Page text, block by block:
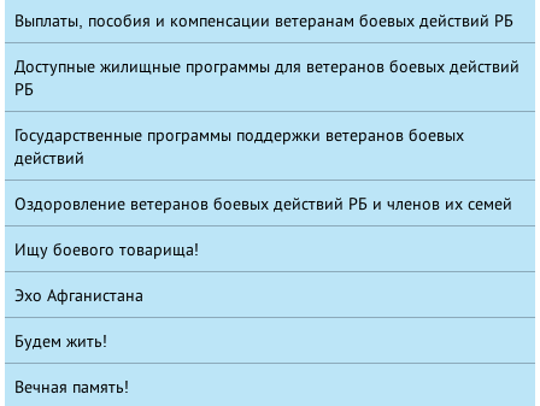
Выплаты, пособия и компенсации ветеранам боевых действий РБ
Доступные жилищные программы для ветеранов боевых действий
РБ
Государственные программы поддержки ветеранов боевых
действий
Оздоровление ветеранов боевых действий РБ и членов их семей
Ищу боевого товарища!
Эхо Афганистана
Будем жить!
Вечная память!